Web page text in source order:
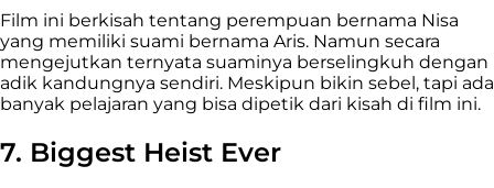
Film ini berkisah tentang perempuan bernama Nisa
yang memiliki suami bernama Aris. Namun secara
mengejutkan ternyata suaminya berselingkuh dengan
adik kandungnya sendiri. Meskipun bikin sebel, tapi ada
banyak pelajaran yang bisa dipetik dari kisah di film ini.
7. Biggest Heist Ever